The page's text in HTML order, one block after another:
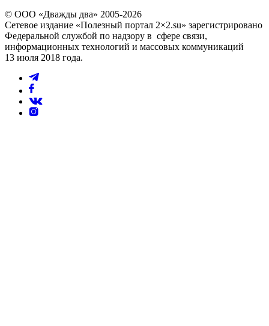
© ООО «Дважды два» 2005-2026
Сетевое издание «Полезный портал 2×2.su» зарегистрировано
Федеральной службой по надзору в сфере связи,
информационных технологий и массовых коммуникаций
13 июля 2018 года.